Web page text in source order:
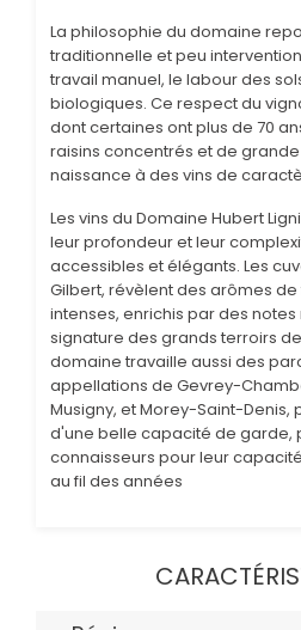
La philosophie du domaine
traditionnelle et peu
travail manuel, le labour des
biologiques. Ce respect du
dont certaines ont plus de 70
raisins concentrés et de
naissance à des vins de
Les vins du Domaine Hubert
leur profondeur et leur
accessibles et élégants. Les
Gilbert, révèlent des arômes
intenses, enrichis par des
signature des grands terroirs
domaine travaille aussi des
appellations de Gevrey-
Musigny, et Morey-Saint-Denis,
d'une belle capacité de garde,
connaisseurs pour leur
au fil des années